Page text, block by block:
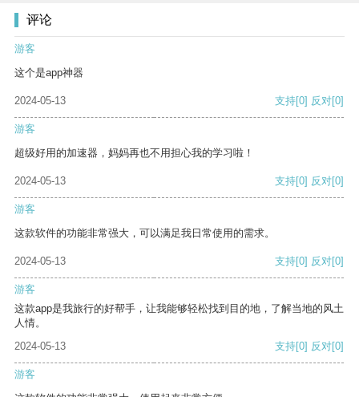
评论
游客
这个是app神器
2024-05-13 支持[0] 反对[0]
游客
超级好用的加速器，妈妈再也不用担心我的学习啦！
2024-05-13 支持[0] 反对[0]
游客
这款软件的功能非常强大，可以满足我日常使用的需求。
2024-05-13 支持[0] 反对[0]
游客
这款app是我旅行的好帮手，让我能够轻松找到目的地，了解当地的风土
人情。
2024-05-13
支持[0] 反对[0]
游客